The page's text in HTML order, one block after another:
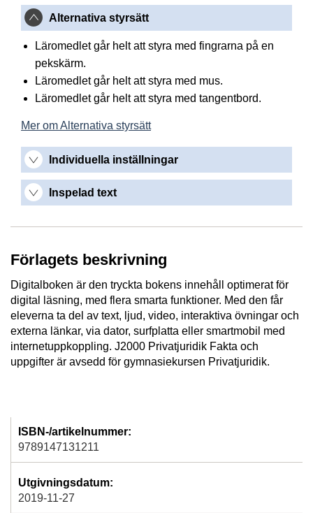
Alternativa styrsätt
Läromedlet går helt att styra med fingrarna på en
pekskärm.
Läromedlet går helt att styra med mus.
Läromedlet går helt att styra med tangentbord.
Mer om Alternativa styrsätt
Individuella inställningar
Inspelad text
Förlagets beskrivning
Digitalboken är den tryckta bokens innehåll optimerat för
digital läsning, med flera smarta funktioner. Med den får
eleverna ta del av text, ljud, video, interaktiva övningar och
externa länkar, via dator, surfplatta eller smartmobil med
internetuppkoppling. J2000 Privatjuridik Fakta och
uppgifter är avsedd för gymnasiekursen Privatjuridik.
ISBN-/artikelnummer:
9789147131211
Utgivningsdatum:
2019-11-27